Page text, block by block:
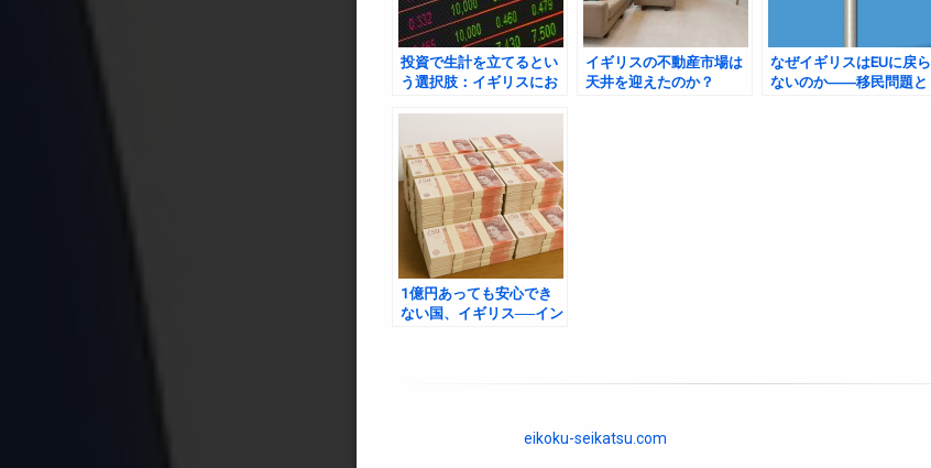
投資で生計を立てるとい
う選択肢：イギリスにお
イギリスの不動産市場は
天井を迎えたのか？
なぜイギリスはEUに戻ら
ないのか――移民問題と
1億円あっても安心でき
ない国、イギリス──イン
eikoku-seikatsu.com